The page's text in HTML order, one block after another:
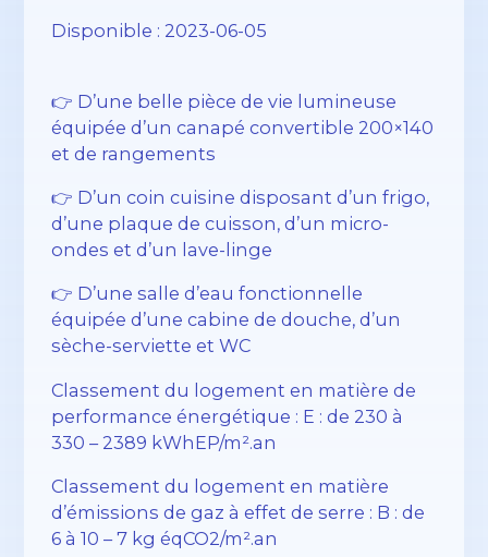
Disponible : 2023-06-05
👉 D’une belle pièce de vie lumineuse
équipée d’un canapé convertible 200×140
et de rangements
👉 D’un coin cuisine disposant d’un frigo,
d’une plaque de cuisson, d’un micro-
ondes et d’un lave-linge
👉 D’une salle d’eau fonctionnelle
équipée d’une cabine de douche, d’un
sèche-serviette et WC
Classement du logement en matière de
performance énergétique : E : de 230 à
330 – 2389 kWhEP/m².an
Classement du logement en matière
d’émissions de gaz à effet de serre : B : de
6 à 10 – 7 kg éqCO2/m².an